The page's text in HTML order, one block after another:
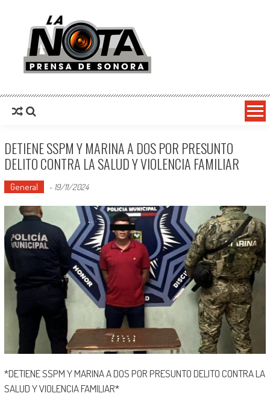
La Nota Prensa De Sonora
DETIENE SSPM Y MARINA A DOS POR PRESUNTO
DELITO CONTRA LA SALUD Y VIOLENCIA FAMILIAR
General - 19/11/2024
*DETIENE SSPM Y MARINA A DOS POR PRESUNTO DELITO CONTRA LA
SALUD Y VIOLENCIA FAMILIAR*